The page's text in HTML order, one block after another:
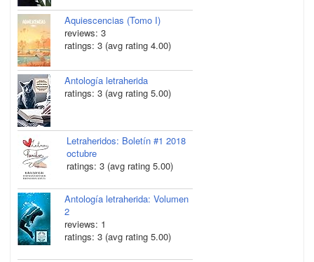
Aquiescencias (Tomo I)
reviews: 3
ratings: 3 (avg rating 4.00)
Antología letraherida
ratings: 3 (avg rating 5.00)
Letraheridos: Boletín #1 2018
octubre
ratings: 3 (avg rating 5.00)
Antología letraherida: Volumen
2
reviews: 1
ratings: 3 (avg rating 5.00)